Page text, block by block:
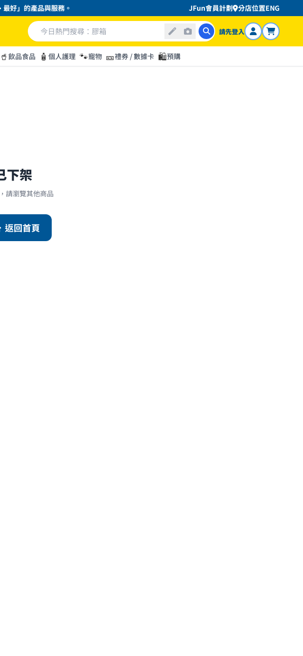
」的產品與服務。 JFun會員計劃 分店位置ENG
請先登入
🥤 飲品食品 🧴 個人護理 🐾寵物 🎫禮券 / 數據卡 🛍️預購
下架
請瀏覽其他商品
返回首頁